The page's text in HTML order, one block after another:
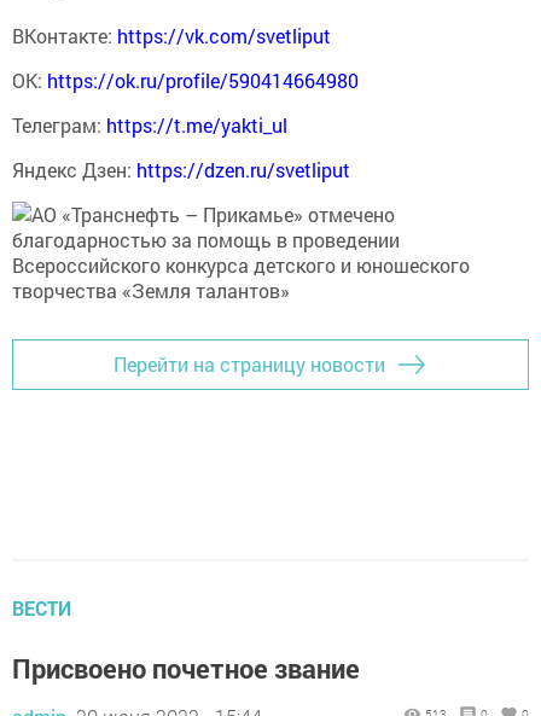
ВКонтакте: https://vk.com/svetliput
ОК: https://ok.ru/profile/590414664980
Телеграм: https://t.me/yakti_ul
Яндекс Дзен: https://dzen.ru/svetliput
Перейти на страницу новости
ВЕСТИ
Присвоено почетное звание